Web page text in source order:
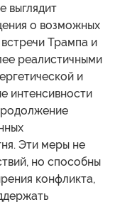
выглядит
о возможных
Трампа и
реалистичными
и
интенсивности
Эти меры не
но способны
конфликта,